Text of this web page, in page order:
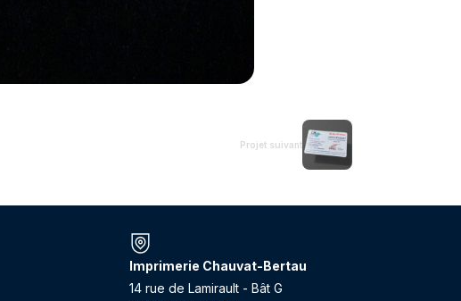
Projet suivant
Imprimerie Chauvat-Bertau
14 rue de Lamirault - Bât G